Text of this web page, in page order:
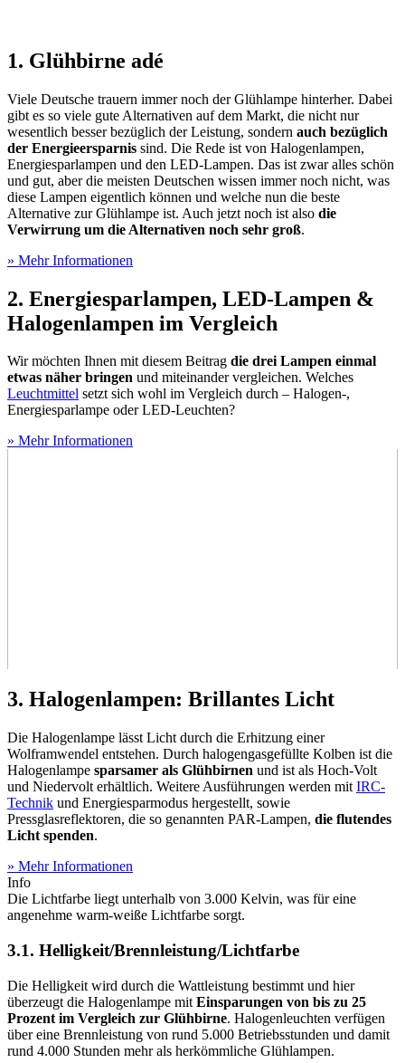
1. Glühbirne adé
Viele Deutsche trauern immer noch der Glühlampe hinterher. Dabei
gibt es so viele gute Alternativen auf dem Markt, die nicht nur
wesentlich besser bezüglich der Leistung, sondern auch bezüglich
der Energieersparnis sind. Die Rede ist von Halogenlampen,
Energiesparlampen und den LED-Lampen. Das ist zwar alles schön
und gut, aber die meisten Deutschen wissen immer noch nicht, was
diese Lampen eigentlich können und welche nun die beste
Alternative zur Glühlampe ist. Auch jetzt noch ist also die
Verwirrung um die Alternativen noch sehr groß.
» Mehr Informationen
2. Energiesparlampen, LED-Lampen &
Halogenlampen im Vergleich
Wir möchten Ihnen mit diesem Beitrag die drei Lampen einmal
etwas näher bringen und miteinander vergleichen. Welches
Leuchtmittel setzt sich wohl im Vergleich durch – Halogen-,
Energiesparlampe oder LED-Leuchten?
» Mehr Informationen
3. Halogenlampen: Brillantes Licht
Die Halogenlampe lässt Licht durch die Erhitzung einer
Wolframwendel entstehen. Durch halogengasgefüllte Kolben ist die
Halogenlampe sparsamer als Glühbirnen und ist als Hoch-Volt
und Niedervolt erhältlich. Weitere Ausführungen werden mit IRC-
Technik und Energiesparmodus hergestellt, sowie
Pressglasreflektoren, die so genannten PAR-Lampen, die flutendes
Licht spenden.
» Mehr Informationen
Info
Die Lichtfarbe liegt unterhalb von 3.000 Kelvin, was für eine
angenehme warm-weiße Lichtfarbe sorgt.
3.1. Helligkeit/Brennleistung/Lichtfarbe
Die Helligkeit wird durch die Wattleistung bestimmt und hier
überzeugt die Halogenlampe mit Einsparungen von bis zu 25
Prozent im Vergleich zur Glühbirne. Halogenleuchten verfügen
über eine Brennleistung von rund 5.000 Betriebsstunden und damit
rund 4.000 Stunden mehr als herkömmliche Glühlampen.